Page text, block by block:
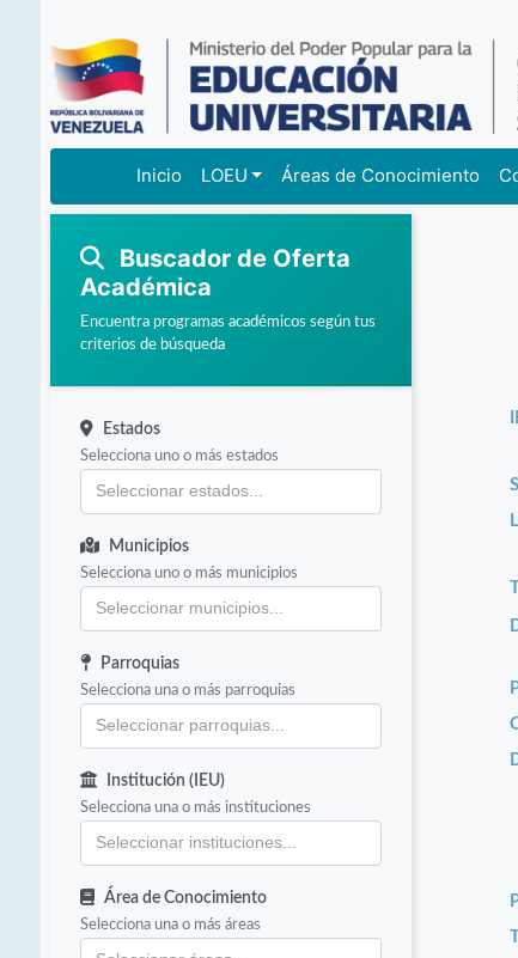
Inicio LOEU Áreas de Conocimiento
Buscador de Oferta
Académica
Encuentra programas académicos según tus
criterios de búsqueda
Estados
Selecciona uno o más estados
Municipios
Selecciona uno o más municipios
Parroquias
Selecciona una o más parroquias
Institución (IEU)
Selecciona una o más instituciones
Área de Conocimiento
Selecciona una o más áreas